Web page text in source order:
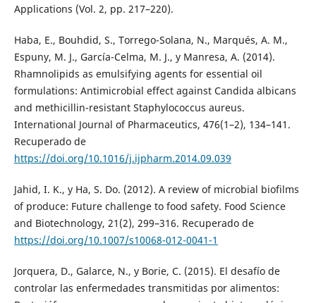
Applications (Vol. 2, pp. 217–220).
Haba, E., Bouhdid, S., Torrego-Solana, N., Marqués, A. M.,
Espuny, M. J., García-Celma, M. J., y Manresa, A. (2014).
Rhamnolipids as emulsifying agents for essential oil
formulations: Antimicrobial effect against Candida albicans
and methicillin-resistant Staphylococcus aureus.
International Journal of Pharmaceutics, 476(1–2), 134–141.
Recuperado de
https://doi.org/10.1016/j.ijpharm.2014.09.039
Jahid, I. K., y Ha, S. Do. (2012). A review of microbial biofilms
of produce: Future challenge to food safety. Food Science
and Biotechnology, 21(2), 299–316. Recuperado de
https://doi.org/10.1007/s10068-012-0041-1
Jorquera, D., Galarce, N., y Borie, C. (2015). El desafío de
controlar las enfermedades transmitidas por alimentos: